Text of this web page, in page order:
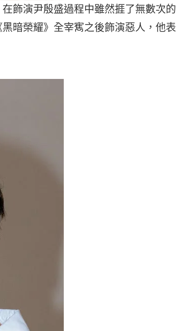
飾演尹殷盛過程中雖然捱了無數次的
暗榮耀》全宰寯之後飾演惡人，他表